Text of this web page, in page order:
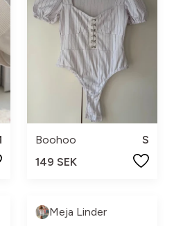
Boohoo
S
149 SEK
Meja Linder